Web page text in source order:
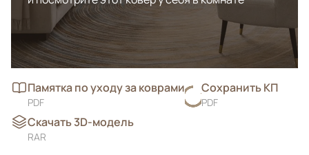
Памятка по уходу за коврами
PDF
Сохранить КП
PDF
Скачать 3D-модель
RAR